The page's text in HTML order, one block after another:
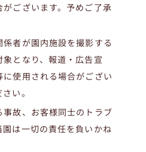
ございます。予めご了承
者が園内施設を撮影する
となり、報道・広告宣
使用される場合がござい
い。
故、お客様同士のトラブ
は一切の責任を負いかね